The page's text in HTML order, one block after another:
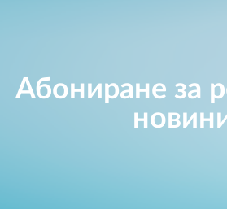
Абониране за